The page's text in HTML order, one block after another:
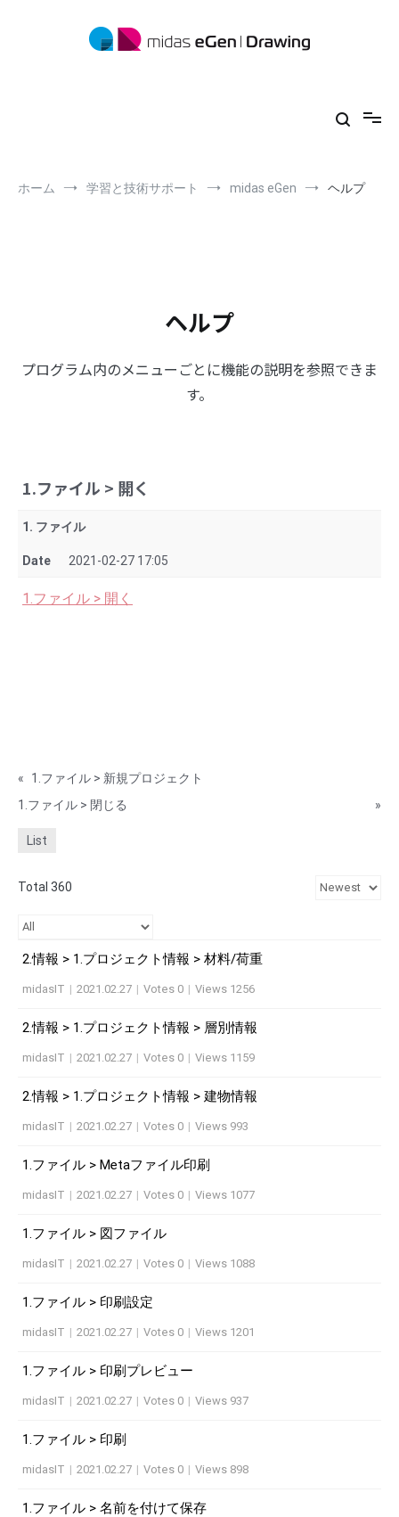
ホーム 学習と技術サポート midas eGen ヘルプ
ヘルプ
プログラム内のメニューごとに機能の説明を参照できま
す。
1.ファイル > 開く
1. ファイル
Date 2021-02-27 17:05
1.ファイル > 開く
«
1.ファイル > 新規プロジェクト
1.ファイル > 閉じる
»
List
Total 360
2.情報 > 1.プロジェクト情報 > 材料/荷重
midasIT | 2021.02.27 | Votes 0 | Views 1256
2.情報 > 1.プロジェクト情報 > 層別情報
midasIT | 2021.02.27 | Votes 0 | Views 1159
2.情報 > 1.プロジェクト情報 > 建物情報
midasIT | 2021.02.27 | Votes 0 | Views 993
1.ファイル > Metaファイル印刷
midasIT | 2021.02.27 | Votes 0 | Views 1077
1.ファイル > 図ファイル
midasIT | 2021.02.27 | Votes 0 | Views 1088
1.ファイル > 印刷設定
midasIT | 2021.02.27 | Votes 0 | Views 1201
1.ファイル > 印刷プレビュー
midasIT | 2021.02.27 | Votes 0 | Views 937
1.ファイル > 印刷
midasIT | 2021.02.27 | Votes 0 | Views 898
1.ファイル > 名前を付けて保存